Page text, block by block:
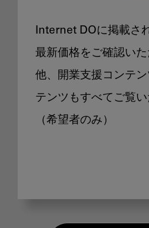
Internet DOに掲載さ
最新価格をご確認い
他、開業支援コンテ
テンツもすべてご覧い
（希望者のみ）